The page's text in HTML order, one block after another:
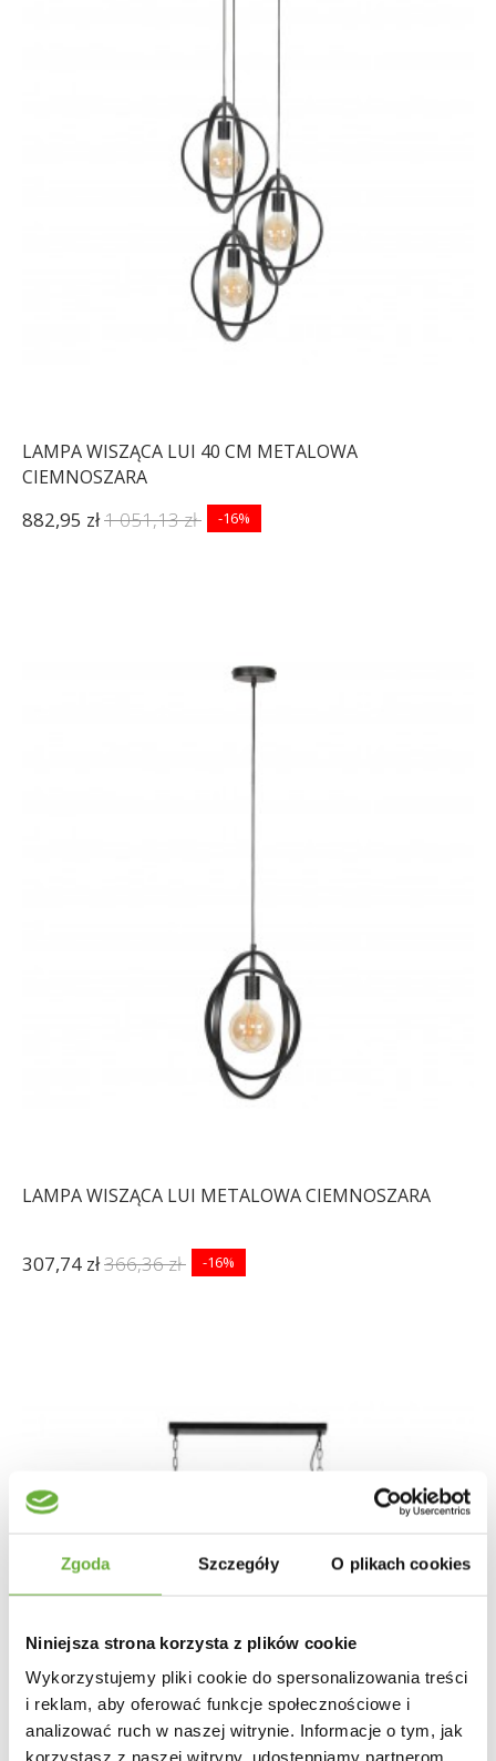
Zgoda Szczegóły O plikach cookies
Niniejsza strona korzysta z plików cookie
Wykorzystujemy pliki cookie do spersonalizowania treści
i reklam, aby oferować funkcje społecznościowe i
analizować ruch w naszej witrynie. Informacje o tym, jak
korzystasz z naszej witryny, udostępniamy partnerom
LAMPA WISZĄCA LUI 40 CM METALOWA
CIEMNOSZARA
882,95 zł1 051,13 zł -16%
LAMPA WISZĄCA LUI METALOWA CIEMNOSZARA
307,74 zł366,36 zł -16%